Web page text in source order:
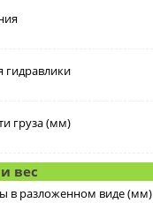
гидравлики
груза (мм)
вес
в разложенном виде (мм)